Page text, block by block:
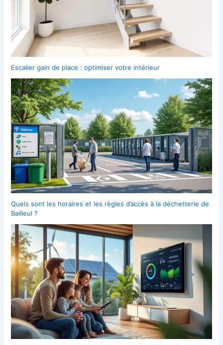
Escalier gain de place : optimiser votre intérieur
Quels sont les horaires et les règles d’accès à la déchetterie de
Bailleul ?